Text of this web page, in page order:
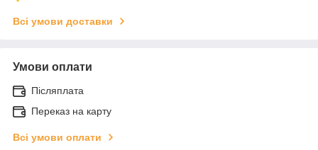
Всі умови доставки
Умови оплати
Післяплата
Переказ на карту
Всі умови оплати